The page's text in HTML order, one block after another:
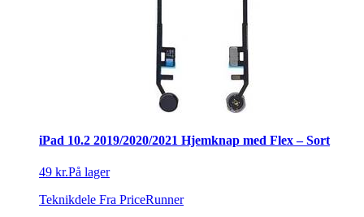
iPad 10.2 2019/2020/2021 Hjemknap med Flex – Sort
49 kr.På lager
Teknikdele Fra PriceRunner